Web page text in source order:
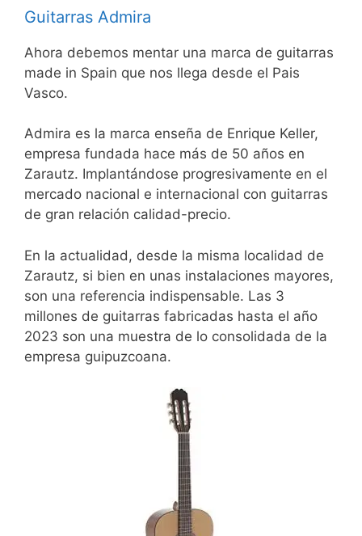
Guitarras Admira
Ahora debemos mentar una marca de guitarras
made in Spain que nos llega desde el Pais
Vasco.
Admira es la marca enseña de Enrique Keller,
empresa fundada hace más de 50 años en
Zarautz. Implantándose progresivamente en el
mercado nacional e internacional con guitarras
de gran relación calidad-precio.
En la actualidad, desde la misma localidad de
Zarautz, si bien en unas instalaciones mayores,
son una referencia indispensable. Las 3
millones de guitarras fabricadas hasta el año
2023 son una muestra de lo consolidada de la
empresa guipuzcoana.